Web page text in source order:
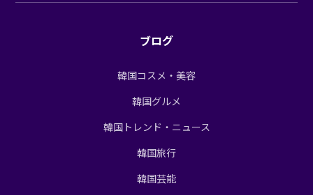
ブログ
韓国コスメ・美容
韓国グルメ
韓国トレンド・ニュース
韓国旅行
韓国芸能